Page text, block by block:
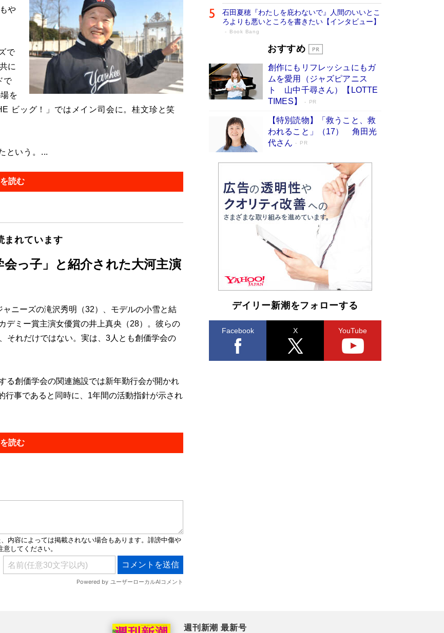
や
で
に
で
を
ビッグ！」ではメイン司会に。桂文珍と笑
という。...
読む
まれています
会っ子」と紹介された大河主演
ニーズの滝沢秀明（32）、モデルの小雪と結
デミー賞主演女優賞の井上真央（28）。彼らの
それだけではない。実は、3人とも創価学会の
創価学会の関連施設では新年勤行会が開かれ
行事であると同時に、1年間の活動指針が示され
読む
石田夏穂『わたしを庇わないで』人間のいいとこ
ろよりも悪いところを書きたい【インタビュー】
Book Bang
73歳でも働くしかない 「老後レス時代」
「『火垂るの墓』は、大嘘である」原作者が抱き
続けた“自責の念”とは…「自己憐憫は描きたくな
い」監督が徹底的にこだわったこと（後編） #
Book Bang
「なんで？ そんな馬鹿な……」90歳になった作
家・阿刀田高さんが、ひとり暮らしの生活を明か
す
Book Bang
人々が新たな一歩を踏み出す連作短篇集『海のほ
Book Bang
和田秀樹の70代、80代向け新書がベスト3を独
占 上半期1位にも選出［新書ベストセラー］
Book Bang
おすすめ
創作にもリフレッシュにもガ
ムを愛用（ジャズピアニス
ト 山中千尋さん）【LOTTE
TIMES】
PR
【特別読物】「救うこと、救
われること」（17） 角田光
代さん
PR
デイリー新潮をフォローする
Facebook X YouTube
週刊新潮 最新号